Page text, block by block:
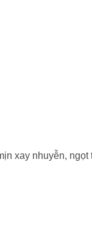
xay nhuyễn,